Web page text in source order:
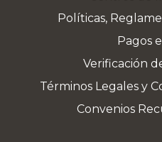
Políticas,
Pagos
Verificación
Términos Legales y
Convenios